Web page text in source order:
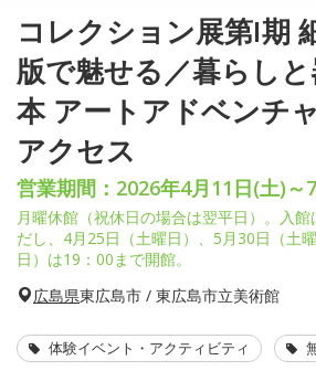
コレクション展第I期
版で魅せる／暮らし
本 アートアドベンチ
アクセス
営業期間：2026年4月11日(土)～
月曜休館（祝休日の場合は翌平日）。入
だし、4月25日（土曜日）、5月30日（土
日）は19：00まで開館。
広島県東広島市 / 東広島市立美術館
体験イベント・アクティビティ